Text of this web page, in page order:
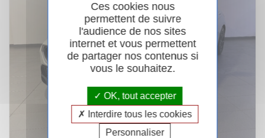
Ces cookies nous
permettent de suivre
l'audience de nos sites
internet et vous permettent
de partager nos contenus si
vous le souhaitez.
OK, tout accepter
Interdire tous les cookies
Personnaliser